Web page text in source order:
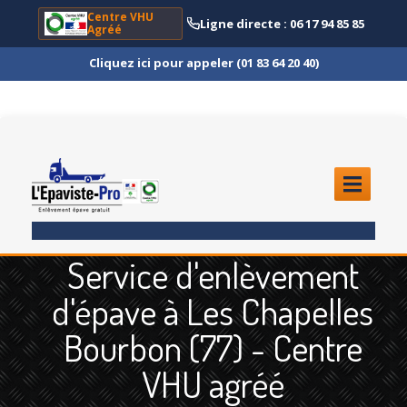
Centre VHU
Agréé
Ligne directe : 06 17 94 85 85
Cliquez ici pour appeler (01 83 64 20 40)
ENLÈVEMENTÉPAVE
Quoi?
Scooteret Moto
Camion
et Poids Lourd
Service d'enlèvement
d'épave à Les Chapelles
Bourbon (77) - Centre
VHU agréé